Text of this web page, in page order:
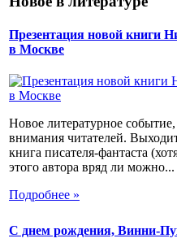
Презентация новой книги
в Москве
Новое литературное событие,
внимания читателей.
книга писателя-фантаста
этого автора вряд ли можно...
Подробнее »
С днем рождения, Винни-